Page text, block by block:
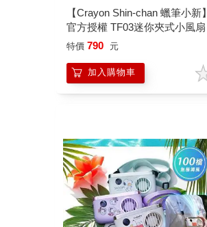
【Crayon Shin-chan 蠟筆小新】
官方授權 TF03迷你夾式小風扇
特價 790 元
加入購物車